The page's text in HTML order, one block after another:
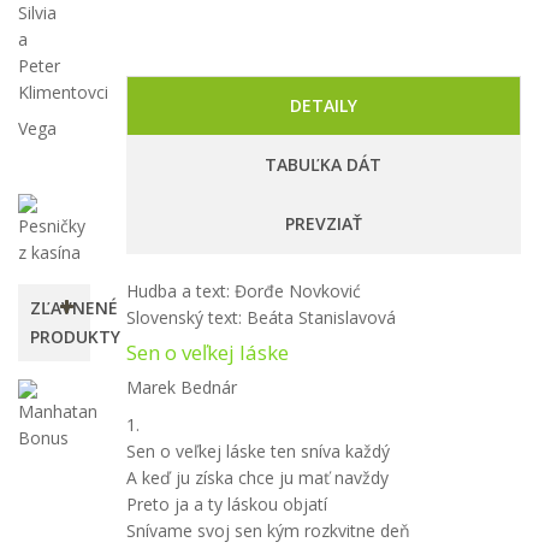
Silvia
a
Peter
Klimentovci
Vega
ZĽAVNENÉ
PRODUKTY
Manhatan
Bonus
4,00 €
-50%
8,00
DETAILY
TABUĽKA DÁT
PREVZIAŤ
Hudba a text: Đorđe Novković
Slovenský text: Beáta Stanislavová
Sen o veľkej láske
Marek Bednár
1.
Sen o veľkej láske ten sníva každý
A keď ju získa chce ju mať navždy
Preto ja a ty láskou objatí
Snívame svoj sen kým rozkvitne deň